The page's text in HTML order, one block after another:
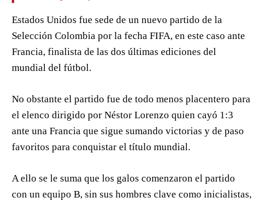
Estados Unidos fue sede de un nuevo partido de la
Selección Colombia por la fecha FIFA, en este caso ante
Francia, finalista de las dos últimas ediciones del
mundial del fútbol.
No obstante el partido fue de todo menos placentero para
el elenco dirigido por Néstor Lorenzo quien cayó 1:3
ante una Francia que sigue sumando victorias y de paso
favoritos para conquistar el título mundial.
A ello se le suma que los galos comenzaron el partido
con un equipo B, sin sus hombres clave como inicialistas,